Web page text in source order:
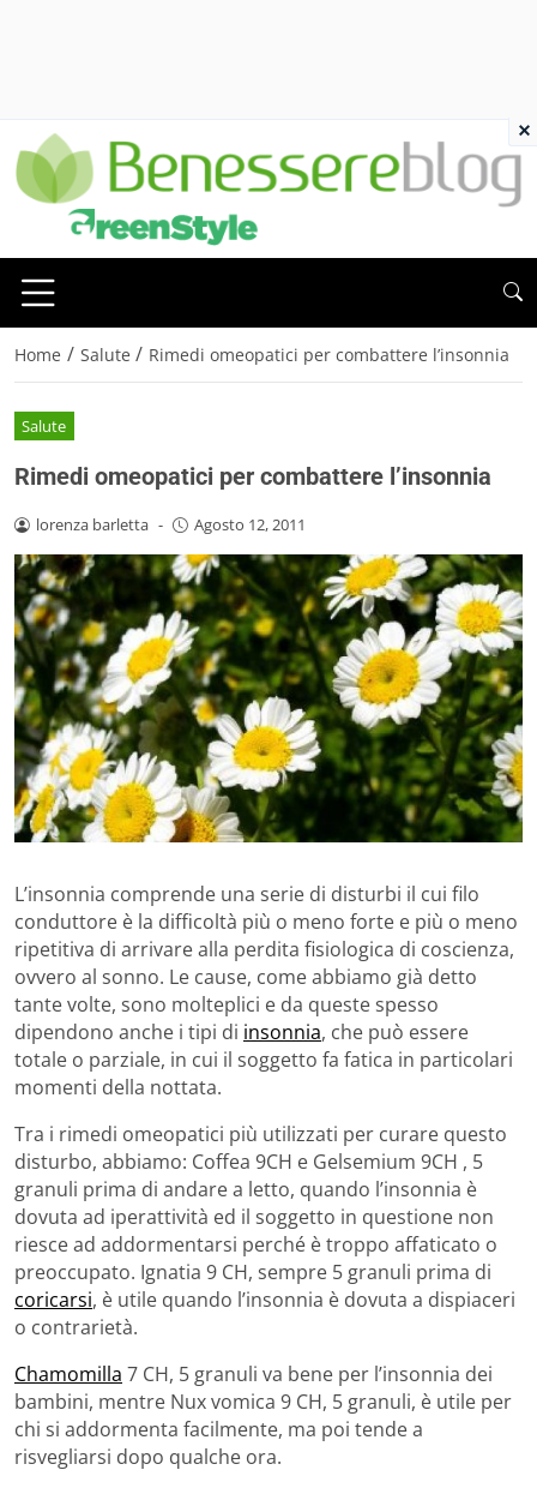
Home / Salute / Rimedi omeopatici per combattere l’insonnia
Salute
Rimedi omeopatici per combattere l’insonnia
lorenza barletta - Agosto 12, 2011
L’insonnia comprende una serie di disturbi il cui filo
conduttore è la difficoltà più o meno forte e più o meno
ripetitiva di arrivare alla perdita fisiologica di coscienza,
ovvero al sonno. Le cause, come abbiamo già detto
tante volte, sono molteplici e da queste spesso
dipendono anche i tipi di insonnia, che può essere
totale o parziale, in cui il soggetto fa fatica in particolari
momenti della nottata.
Tra i rimedi omeopatici più utilizzati per curare questo
disturbo, abbiamo: Coffea 9CH e Gelsemium 9CH , 5
granuli prima di andare a letto, quando l’insonnia è
dovuta ad iperattività ed il soggetto in questione non
riesce ad addormentarsi perché è troppo affaticato o
preoccupato. Ignatia 9 CH, sempre 5 granuli prima di
coricarsi, è utile quando l’insonnia è dovuta a dispiaceri
o contrarietà.
Chamomilla 7 CH, 5 granuli va bene per l’insonnia dei
bambini, mentre Nux vomica 9 CH, 5 granuli, è utile per
chi si addormenta facilmente, ma poi tende a
risvegliarsi dopo qualche ora.
×